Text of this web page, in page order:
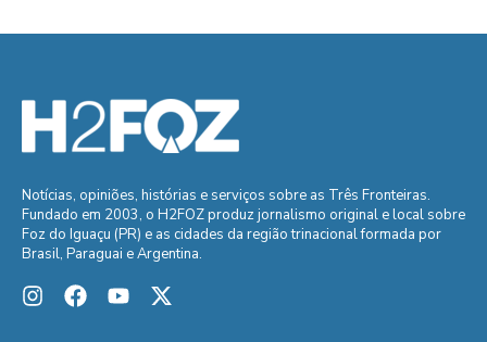
Notícias, opiniões, histórias e serviços sobre as Três Fronteiras.
Fundado em 2003, o H2FOZ produz jornalismo original e local sobre
Foz do Iguaçu (PR) e as cidades da região trinacional formada por
Brasil, Paraguai e Argentina.